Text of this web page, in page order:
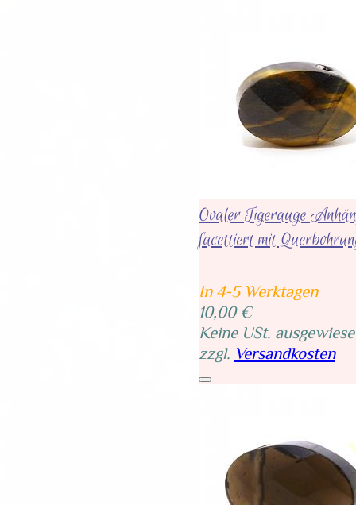
Ovaler Tigerauge
facettiert mit
In 4-5 Werktagen
10,00 €
Keine USt.
zzgl. Versandkosten